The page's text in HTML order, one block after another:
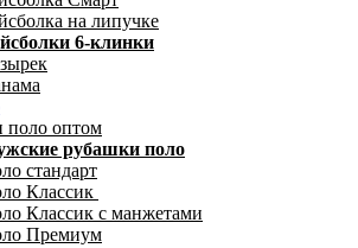
на липучке
6-клинки
поло оптом
рубашки поло
стандарт
Классик
Классик с манжетами
Премиум